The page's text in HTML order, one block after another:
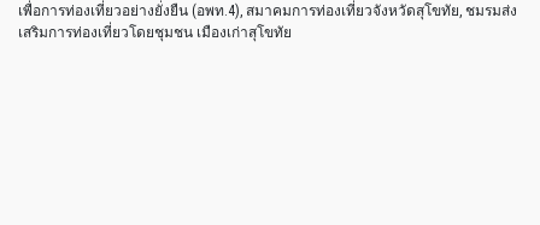
เพื่อการท่องเที่ยวอย่างยั่งยืน (อพท.4), สมาคมการท่องเที่ยวจังหวัดสุโขทัย, ชมรมส่ง
เสริมการท่องเที่ยวโดยชุมชน เมืองเก่าสุโขทัย